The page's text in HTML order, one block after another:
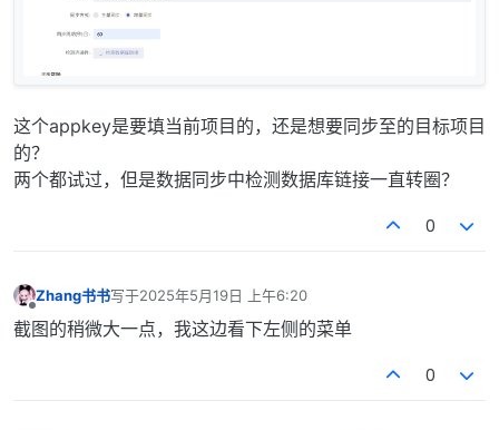
这个appkey是要填当前项目的，还是想要同步至的目标项目
的？
两个都试过，但是数据同步中检测数据库链接一直转圈？
0
Zhang书书写于2025年5月19日 上午6:20
最后由 编辑
截图的稍微大一点，我这边看下左侧的菜单
0